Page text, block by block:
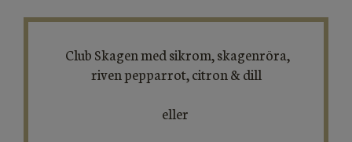
Club Skagen med sikrom, skagenröra,
riven pepparrot, citron & dill
eller